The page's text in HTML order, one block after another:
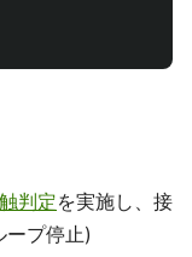
判定を実施し、接
ープ停止)